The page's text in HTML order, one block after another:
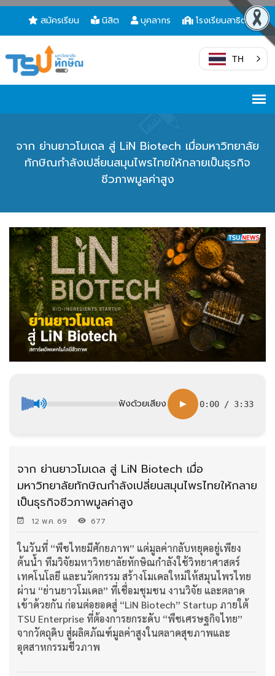
สมัครเรียน นิสิต บุคลากร โรงเรียนสาธิต
TH
จาก ย่านยาวโมเดล สู่ LiN Biotech เมื่อมหาวิทยาลัย
ทักษิณกำลังเปลี่ยนสมุนไพรไทยให้กลายเป็นธุรกิจ
ชีวภาพมูลค่าสูง
ฟังด้วยเสียง ▶ 0:00 / 3:33
จาก ย่านยาวโมเดล สู่ LiN Biotech เมื่อ
มหาวิทยาลัยทักษิณกำลังเปลี่ยนสมุนไพรไทยให้กลาย
เป็นธุรกิจชีวภาพมูลค่าสูง
12 พ.ค. 69 677
ในวันที่ “พืชไทยมีศักยภาพ” แต่มูลค่ากลับหยุดอยู่เพียง
ต้นน้ำ ทีมวิจัยมหาวิทยาลัยทักษิณกำลังใช้วิทยาศาสตร์
เทคโนโลยี และนวัตกรรม สร้างโมเดลใหม่ให้สมุนไพรไทย
ผ่าน “ย่านยาวโมเดล” ที่เชื่อมชุมชน งานวิจัย และตลาด
เข้าด้วยกัน ก่อนต่อยอดสู่ “LiN Biotech” Startup ภายใต้
TSU Enterprise ที่ต้องการยกระดับ “พืชเศรษฐกิจไทย”
จากวัตถุดิบ สู่ผลิตภัณฑ์มูลค่าสูงในตลาดสุขภาพและ
อุตสาหกรรมชีวภาพ